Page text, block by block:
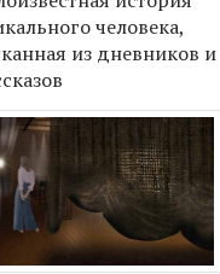
человека,
из дневников и